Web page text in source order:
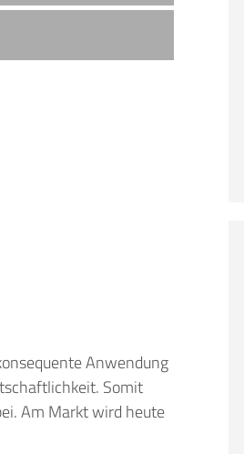
Anwendung
Somit
Am Markt wird heute